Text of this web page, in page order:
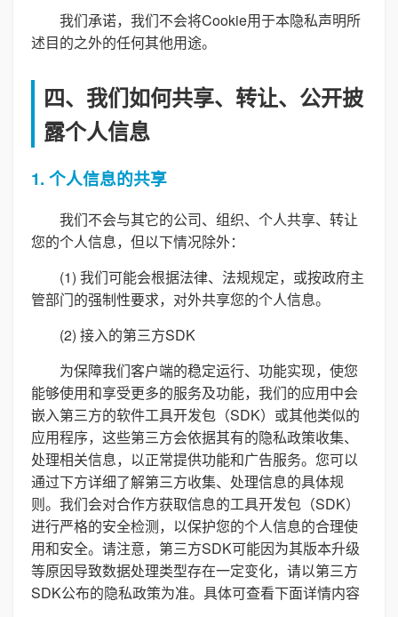
我们承诺，我们不会将Cookie用于本隐私声明所
述目的之外的任何其他用途。
四、我们如何共享、转让、公开披
露个人信息
1. 个人信息的共享
我们不会与其它的公司、组织、个人共享、转让
您的个人信息，但以下情况除外：
(1) 我们可能会根据法律、法规规定，或按政府主
管部门的强制性要求，对外共享您的个人信息。
(2) 接入的第三方SDK
为保障我们客户端的稳定运行、功能实现，使您
能够使用和享受更多的服务及功能，我们的应用中会
嵌入第三方的软件工具开发包（SDK）或其他类似的
应用程序，这些第三方会依据其有的隐私政策收集、
处理相关信息，以正常提供功能和广告服务。您可以
通过下方详细了解第三方收集、处理信息的具体规
则。我们会对合作方获取信息的工具开发包（SDK）
进行严格的安全检测，以保护您的个人信息的合理使
用和安全。请注意，第三方SDK可能因为其版本升级
等原因导致数据处理类型存在一定变化，请以第三方
SDK公布的隐私政策为准。具体可查看下面详情内容